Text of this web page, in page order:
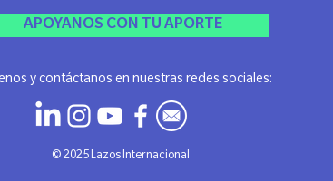
APOYANOS CON TU APORTE
y contáctanos en nuestras redes sociales:
​© 2025 Lazos Internacional